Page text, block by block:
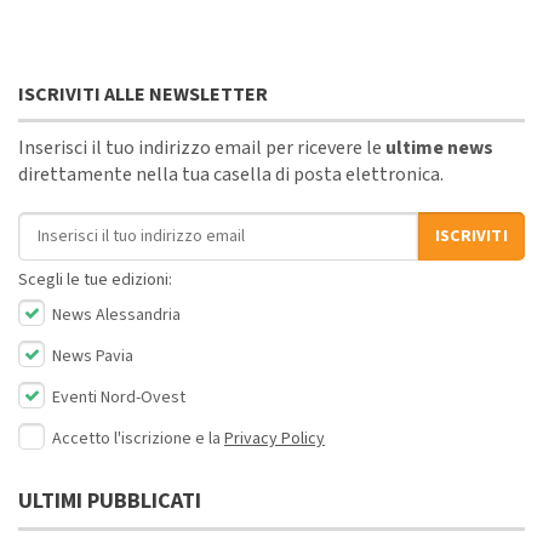
ISCRIVITI ALLE NEWSLETTER
Inserisci il tuo indirizzo email per ricevere le ultime news
direttamente nella tua casella di posta elettronica.
Indirizzo email
ISCRIVITI
Scegli le tue edizioni:
News Alessandria
News Pavia
Eventi Nord-Ovest
Accetto l'iscrizione e la Privacy Policy
ULTIMI PUBBLICATI